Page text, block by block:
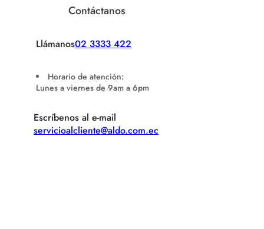
Contáctanos
Llámanos02 3333 422
Horario de atención:
Lunes a viernes de 9am a 6pm
Escríbenos al e-mail
servicioalcliente@aldo.com.ec